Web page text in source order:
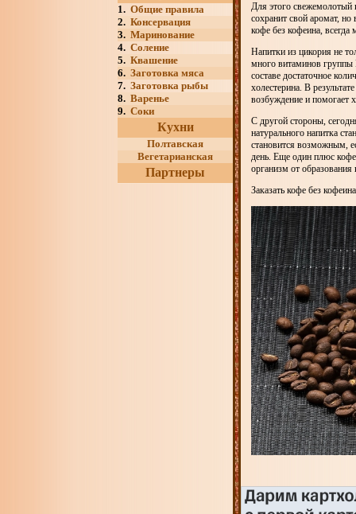
1. Общие правила
2. Консервация
3. Маринование
4. Соление
5. Квашение
6. Заготовка мяса
7. Заготовка рыбы
8. Варенье
9. Соки
Кухни
Полтавская
Вегетарианская
Партнеры
Для этого свежемолотый
сохранит свой аромат,
кофе без кофеина, всегда
Напитки из цикория не
много витаминов
составе достаточное
холестерина. В
возбуждение и помогает
С другой стороны,
натурального напитка
становится возможным,
день. Еще один плюс
организм от
Заказать кофе без